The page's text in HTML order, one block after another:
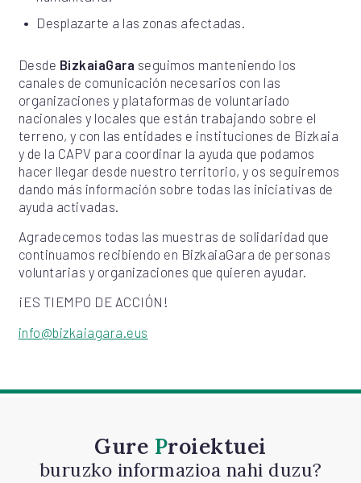
Desplazarte a las zonas afectadas.
Desde BizkaiaGara seguimos manteniendo los
canales de comunicación necesarios con las
organizaciones y plataformas de voluntariado
nacionales y locales que están trabajando sobre el
terreno, y con las entidades e instituciones de Bizkaia
y de la CAPV para coordinar la ayuda que podamos
hacer llegar desde nuestro territorio, y os seguiremos
dando más información sobre todas las iniciativas de
ayuda activadas.
Agradecemos todas las muestras de solidaridad que
continuamos recibiendo en BizkaiaGara de personas
voluntarias y organizaciones que quieren ayudar.
¡ES TIEMPO DE ACCIÓN!
info@bizkaiagara.eus
Gure Proiektuei
buruzko informazioa nahi duzu?